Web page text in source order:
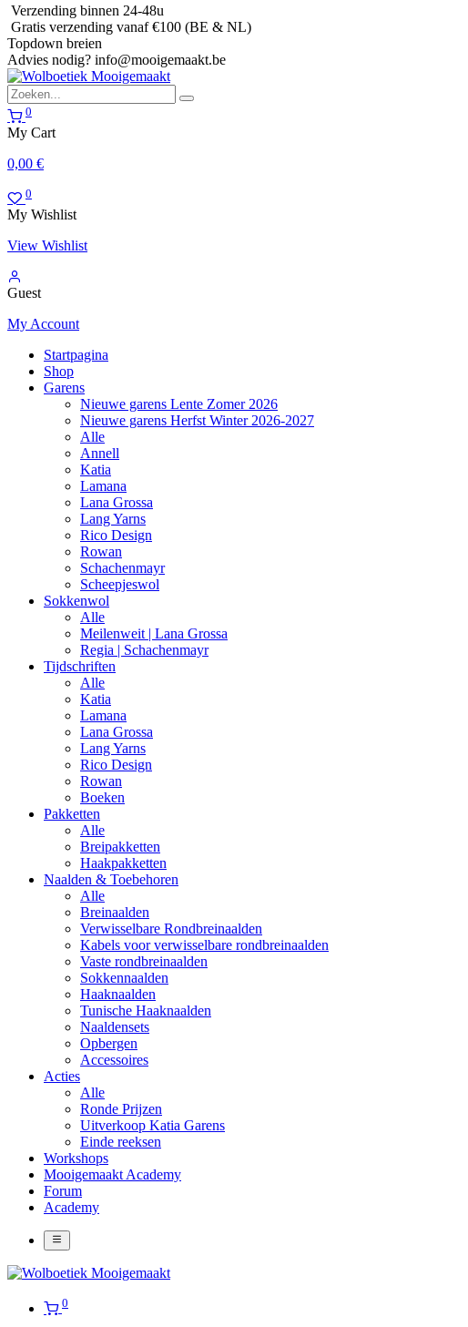
Verzending binnen 24-48u
Gratis verzending vanaf €100 (BE & NL)
Topdown breien
Advies nodig? info@mooigemaakt.be
0
My Cart
0,00 €
0
My Wishlist
View Wishlist
Guest
My Account
Startpagina
Shop
Garens
Nieuwe garens Lente Zomer 2026
Nieuwe garens Herfst Winter 2026-2027
Alle
Annell
Katia
Lamana
Lana Grossa
Lang Yarns
Rico Design
Rowan
Schachenmayr
Scheepjeswol
Sokkenwol
Alle
Meilenweit | Lana Grossa
Regia | Schachenmayr
Tijdschriften
Alle
Katia
Lamana
Lana Grossa
Lang Yarns
Rico Design
Rowan
Boeken
Pakketten
Alle
Breipakketten
Haakpakketten
Naalden & Toebehoren
Alle
Breinaalden
Verwisselbare Rondbreinaalden
Kabels voor verwisselbare rondbreinaalden
Vaste rondbreinaalden
Sokkennaalden
Haaknaalden
Tunische Haaknaalden
Naaldensets
Opbergen
Accessoires
Acties
Alle
Ronde Prijzen
Uitverkoop Katia Garens
Einde reeksen
Workshops
Mooigemaakt Academy
Forum
Academy
0